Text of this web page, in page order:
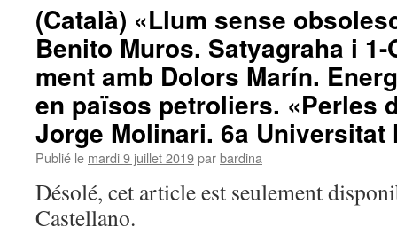
(Català) «Llum sense
Benito Muros. Satyagraha i
ment amb Dolors Marín.
en països petroliers. «Perles
Jorge Molinari. 6a Universitat
Publié le mardi 9 juillet 2019parbardina
Désolé, cet article est seulement
Castellano.